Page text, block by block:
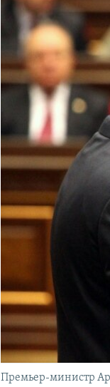
Премьер-министр